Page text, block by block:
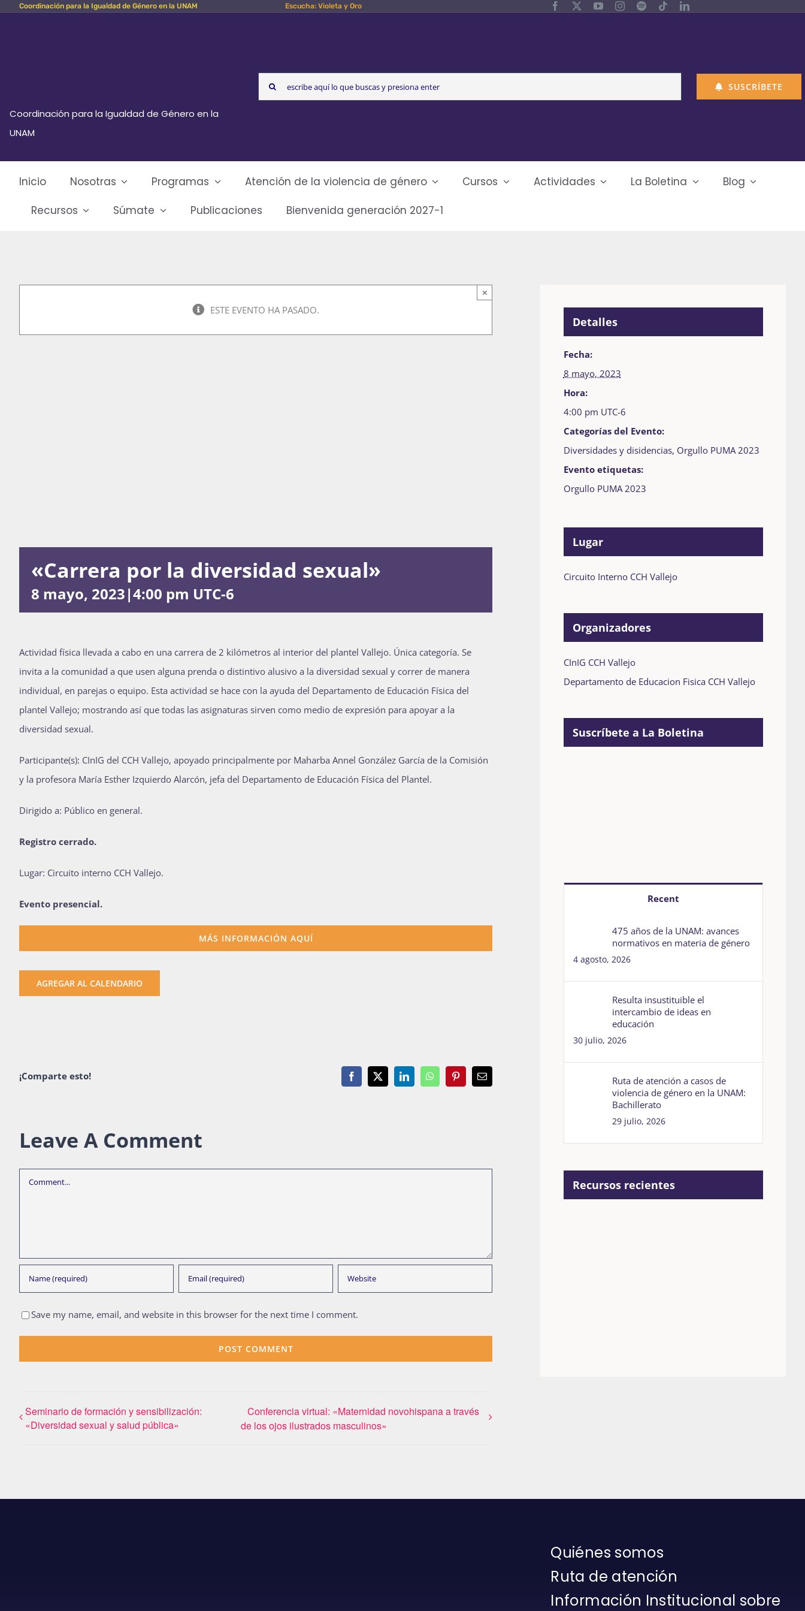
Skip Coordinación para la Igualdad de Género en la UNAM Escucha: Violeta y Oro
Coordinación para la Igualdad de Género en la
UNAM
Search
for:
SUSCRÍBETE
Inicio Nosotras Programas Atención de la violencia de género Cursos Actividades La Boletina
Blog
Recursos
Súmate Publicaciones Bienvenida generación 2027-1
ESTE EVENTO HA PASADO.
×
«Carrera por la diversidad sexual»
8 mayo, 2023|4:00 pm UTC-6
Actividad física llevada a cabo en una carrera de 2 kilómetros al interior del plantel Vallejo. Única categoría. Se
invita a la comunidad a que usen alguna prenda o distintivo alusivo a la diversidad sexual y correr de manera
individual, en parejas o equipo. Esta actividad se hace con la ayuda del Departamento de Educación Física del
plantel Vallejo; mostrando así que todas las asignaturas sirven como medio de expresión para apoyar a la
diversidad sexual.
Participante(s): CInIG del CCH Vallejo, apoyado principalmente por Maharba Annel González García de la Comisión
y la profesora María Esther Izquierdo Alarcón, jefa del Departamento de Educación Física del Plantel.
Dirigido a: Público en general.
Registro cerrado.
Lugar: Circuito interno CCH Vallejo.
Evento presencial.
MÁS INFORMACIÓN AQUÍ
AGREGAR AL CALENDARIO
¡Comparte esto! Facebook
X LinkedInWhatsAppPinterestEmail
Leave A Comment
Comment
Save my name, email, and website in this browser for the next time I comment.
Seminario de formación y sensibilización:
«Diversidad sexual y salud pública»
Conferencia virtual: «Maternidad novohispana a través
de los ojos ilustrados masculinos»
Detalles
Fecha:
8 mayo, 2023
Hora:
4:00 pm UTC-6
Categorías del Evento:
Diversidades y disidencias, Orgullo PUMA 2023
Evento etiquetas:
Orgullo PUMA 2023
Lugar
Circuito Interno CCH Vallejo
Organizadores
CInIG CCH Vallejo
Departamento de Educacion Fisica CCH Vallejo
Suscríbete a La Boletina
Recent
475 años de la UNAM: avances
normativos en materia de género
4 agosto, 2026
Resulta insustituible el
intercambio de ideas en
educación
30 julio, 2026
Ruta de atención a casos de
violencia de género en la UNAM:
Bachillerato
29 julio, 2026
Recursos recientes
Quiénes somos
Ruta de atención
Información Institucional sobre